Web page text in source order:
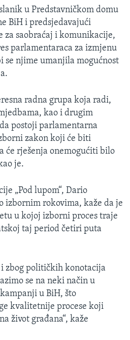
u Predstavničkom domu
BiH i predsjedavajući
za saobraćaj i komunikacije,
parlamentaraca za izmjenu
se njime umanjila mogućnost
radna grupa koja radi,
kao i drugim
postoji parlamentarna
zakon koji će biti
će rješenja onemogućiti bilo
je.
„Pod lupom“, Dario
izbornim rokovima, kaže da je
u kojoj izborni proces traje
taj period četiri puta
zbog političkih konotacija
se na neki način u
u BiH, što
kvalitetnije procese koji
život građana“, kaže